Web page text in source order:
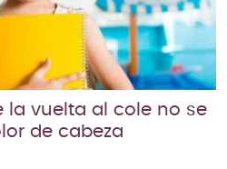
la vuelta al cole no se
de cabeza